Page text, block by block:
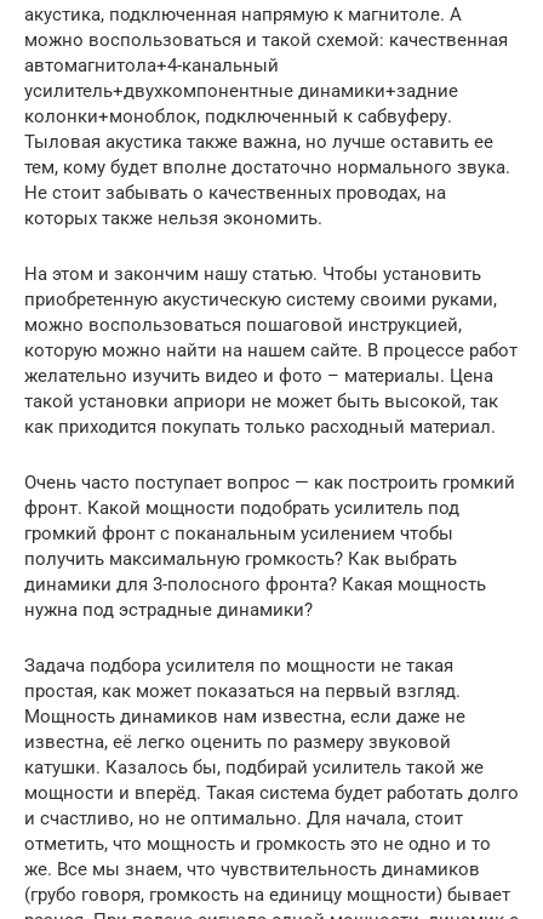
акустика, подключенная напрямую к магнитоле. А
можно воспользоваться и такой схемой: качественная
автомагнитола+4-канальный
усилитель+двухкомпонентные динамики+задние
колонки+моноблок, подключенный к сабвуферу.
Тыловая акустика также важна, но лучше оставить ее
тем, кому будет вполне достаточно нормального звука.
Не стоит забывать о качественных проводах, на
которых также нельзя экономить.
На этом и закончим нашу статью. Чтобы установить
приобретенную акустическую систему своими руками,
можно воспользоваться пошаговой инструкцией,
которую можно найти на нашем сайте. В процессе работ
желательно изучить видео и фото – материалы. Цена
такой установки априори не может быть высокой, так
как приходится покупать только расходный материал.
Очень часто поступает вопрос — как построить громкий
фронт. Какой мощности подобрать усилитель под
громкий фронт с поканальным усилением чтобы
получить максимальную громкость? Как выбрать
динамики для 3-полосного фронта? Какая мощность
нужна под эстрадные динамики?
Задача подбора усилителя по мощности не такая
простая, как может показаться на первый взгляд.
Мощность динамиков нам известна, если даже не
известна, её легко оценить по размеру звуковой
катушки. Казалось бы, подбирай усилитель такой же
мощности и вперёд. Такая система будет работать долго
и счастливо, но не оптимально. Для начала, стоит
отметить, что мощность и громкость это не одно и то
же. Все мы знаем, что чувствительность динамиков
(грубо говоря, громкость на единицу мощности) бывает